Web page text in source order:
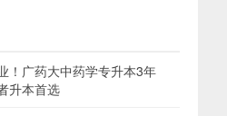
！广药大中药学专升本3年
升本首选